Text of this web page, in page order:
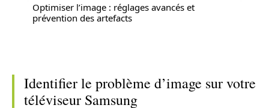
Optimiser l’image : réglages avancés et
prévention des artefacts
Identifier le problème d’image sur votre
téléviseur Samsung